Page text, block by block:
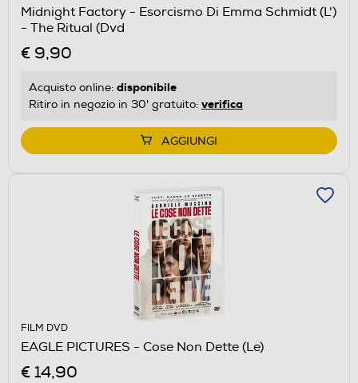
Midnight Factory - Esorcismo Di Emma Schmidt (L')
- The Ritual (Dvd
€ 9,90
Acquisto online: disponibile
Ritiro in negozio in 30' gratuito: verifica
AGGIUNGI
FILM DVD
EAGLE PICTURES - Cose Non Dette (Le)
€ 14,90